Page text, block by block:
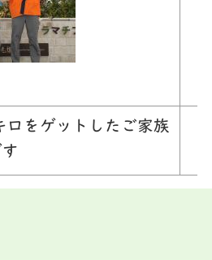
をゲットしたご家族